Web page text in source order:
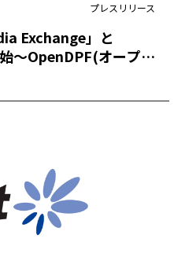
プレスリリース
Exchange」と
〜OpenDPF(オープン